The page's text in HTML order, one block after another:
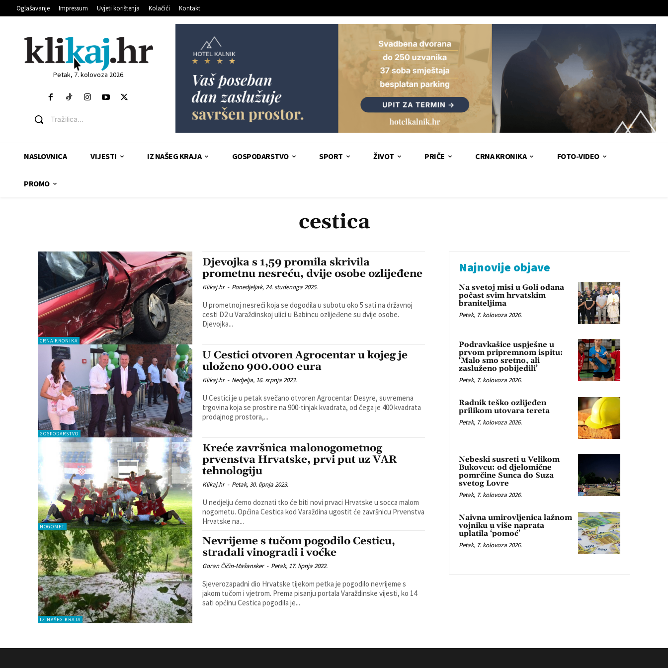
Oglašavanje Impressum Uvjeti korištenja Kolačići Kontakt
Petak, 7. kolovoza 2026.
Tražilica...
NASLOVNICA VIJESTI IZ NAŠEG KRAJA GOSPODARSTVO SPORT ŽIVOT PRIČE CRNA KRONIKA FOTO-VIDEO
PROMO
cestica
CRNA KRONIKA
Djevojka s 1,59 promila skrivila
prometnu nesreću, dvije osobe ozlijeđene
Klikaj.hr - Ponedjeljak, 24. studenoga 2025.
U prometnoj nesreći koja se dogodila u subotu oko 5 sati na državnoj
cesti D2 u Varaždinskoj ulici u Babincu ozlijeđene su dvije osobe.
Djevojka...
GOSPODARSTVO
U Cestici otvoren Agrocentar u kojeg je
uloženo 900.000 eura
Klikaj.hr - Nedjelja, 16. srpnja 2023.
U Cestici je u petak svečano otvoren Agrocentar Desyre, suvremena
trgovina koja se prostire na 900-tinjak kvadrata, od čega je 400 kvadrata
prodajnog prostora,...
NOGOMET
Kreće završnica malonogometnog
prvenstva Hrvatske, prvi put uz VAR
tehnologiju
Klikaj.hr - Petak, 30. lipnja 2023.
U nedjelju ćemo doznati tko će biti novi prvaci Hrvatske u socca malom
nogometu. Općina Cestica kod Varaždina ugostit će završnicu Prvenstva
Hrvatske na...
IZ NAŠEG KRAJA
Nevrijeme s tučom pogodilo Cesticu,
stradali vinogradi i voćke
Goran Čičin-Mašansker - Petak, 17. lipnja 2022.
Sjeverozapadni dio Hrvatske tijekom petka je pogodilo nevrijeme s
jakom tučom i vjetrom. Prema pisanju portala Varaždinske vijesti, ko 14
sati općinu Cestica pogodila je...
Najnovije objave
Na svetoj misi u Goli odana
počast svim hrvatskim
braniteljima
Petak, 7. kolovoza 2026.
Podravkašice uspješne u
prvom pripremnom ispitu:
‘Malo smo sretno, ali
zasluženo pobijedili’
Petak, 7. kolovoza 2026.
Radnik teško ozlijeđen
prilikom utovara tereta
Petak, 7. kolovoza 2026.
Nebeski susreti u Velikom
Bukovcu: od djelomične
pomrčine Sunca do Suza
svetog Lovre
Petak, 7. kolovoza 2026.
Naivna umirovljenica lažnom
vojniku u više naprata
uplatila ‘pomoć’
Petak, 7. kolovoza 2026.